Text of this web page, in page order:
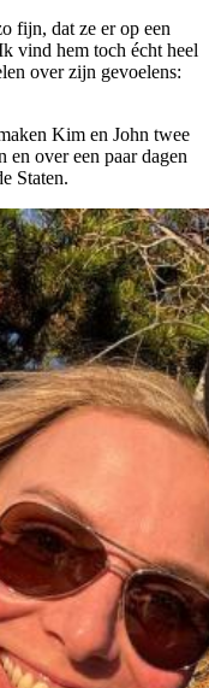
fijn, dat ze er op een
vind hem toch écht heel
over zijn gevoelens:
Kim en John twee
en over een paar dagen
Staten.